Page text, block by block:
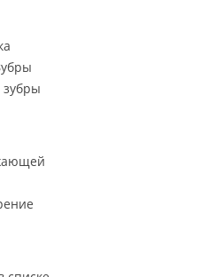
зубры